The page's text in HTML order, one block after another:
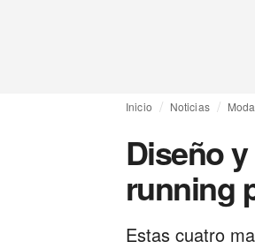
Inicio Noticias Moda
Diseño
running
Estas cuatro